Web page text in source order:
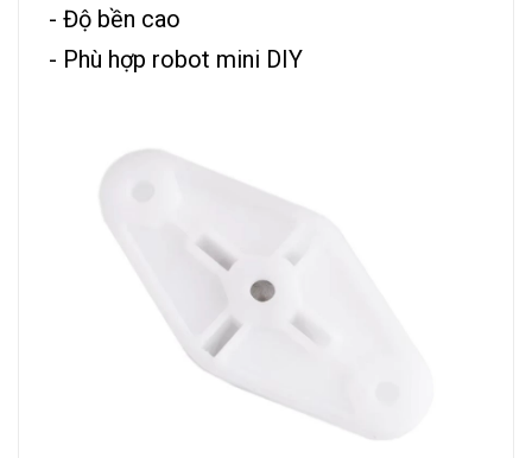
- Độ bền cao
- Phù hợp robot mini DIY